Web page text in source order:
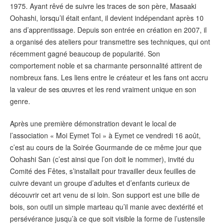
1975. Ayant rêvé de suivre les traces de son père, Masaaki
Oohashi, lorsqu’il était enfant, il devient indépendant après 10
ans d’apprentissage. Depuis son entrée en création en 2007, il
a organisé des ateliers pour transmettre ses techniques, qui ont
récemment gagné beaucoup de popularité. Son
comportement noble et sa charmante personnalité attirent de
nombreux fans. Les liens entre le créateur et les fans ont accru
la valeur de ses œuvres et les rend vraiment unique en son
genre.
Après une première démonstration devant le local de
l’association « Moi Eymet Toi » à Eymet ce vendredi 16 août,
c’est au cours de la Soirée Gourmande de ce même jour que
Oohashi San (c’est ainsi que l’on doit le nommer), invité du
Comité des Fêtes, s’installait pour travailler deux feuilles de
cuivre devant un groupe d’adultes et d’enfants curieux de
découvrir cet art venu de si loin. Son support est une bille de
bois, son outil un simple marteau qu’il manie avec dextérité et
persévérance jusqu’à ce que soit visible la forme de l’ustensile